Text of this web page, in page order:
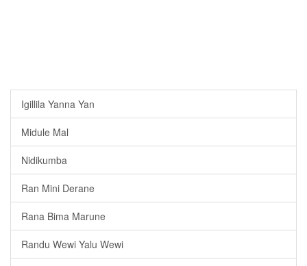
Igillila Yanna Yan
Midule Mal
Nidikumba
Ran Mini Derane
Rana Bima Marune
Randu Wewi Yalu Wewi